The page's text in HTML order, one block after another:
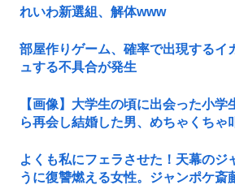
れいわ新選組、解体www
部屋作りゲーム、確率で出現するイ
ュする不具合が発生
【画像】大学生の頃に出会った小学
ら再会し結婚した男、めちゃくちゃ
よくも私にフェラさせた！天幕のジ
うに復讐燃える女性。ジャンポケ斎